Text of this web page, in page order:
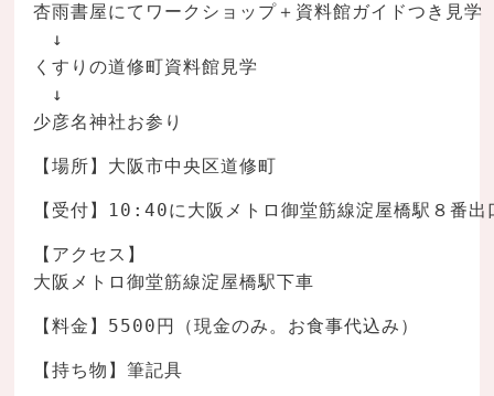
杏雨書屋にてワークショップ＋資料館ガイドつき見学
↓
くすりの道修町資料館見学
↓
少彦名神社お参り
【場所】大阪市中央区道修町
【受付】10:40に大阪メトロ御堂筋線淀屋橋駅８番
【アクセス】
大阪メトロ御堂筋線淀屋橋駅下車
【料金】5500円（現金のみ。お食事代込み）
【持ち物】筆記具